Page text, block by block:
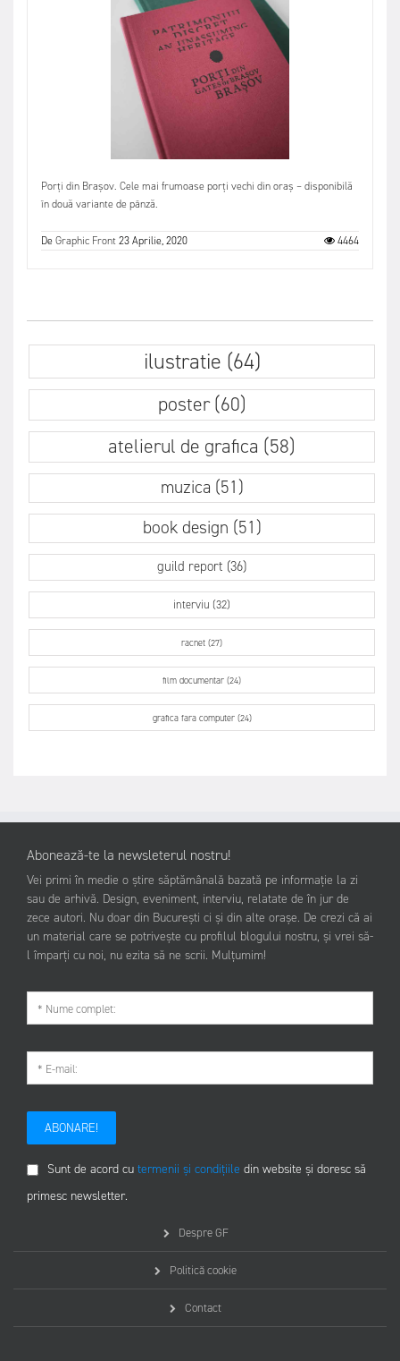
Porți din Brașov. Cele mai frumoase porți vechi din oraș – disponibilă
în două variante de pânză.
DeGraphic Front23 Aprilie, 2020 4464
ilustratie (64)
poster (60)
atelierul de grafica (58)
muzica (51)
book design (51)
guild report (36)
interviu (32)
racnet (27)
film documentar (24)
grafica fara computer (24)
Abonează-te la newsleterul nostru!
Vei primi în medie o știre săptămânală bazată pe informație la zi
sau de arhivă. Design, eveniment, interviu, relatate de în jur de
zece autori. Nu doar din București ci și din alte orașe. De crezi că ai
un material care se potrivește cu profilul blogului nostru, și vrei să-
l împarți cu noi, nu ezita să ne scrii. Mulțumim!
ABONARE!
Sunt de acord cu termenii și condițiile din website și doresc să
primesc newsletter.
Despre GF
Politică cookie
Contact